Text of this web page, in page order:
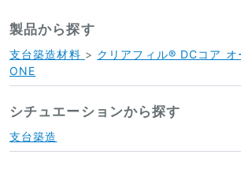
製品から探す
支台築造材料 > クリアフィル® DCコア
ONE
シチュエーションから探す
支台築造